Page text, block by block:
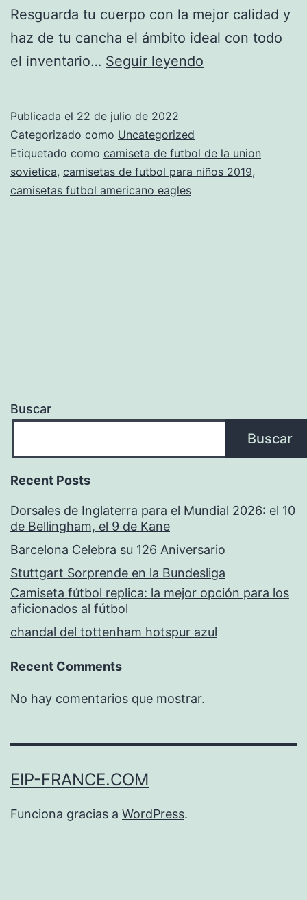
Resguarda tu cuerpo con la mejor calidad y
haz de tu cancha el ámbito ideal con todo
el inventario… Seguir leyendo
–
Ekipazo
Publicada el 22 de julio de 2022
Categorizado como Uncategorized
Etiquetado como camiseta de futbol de la union
sovietica, camisetas de futbol para niños 2019,
camisetas futbol americano eagles
Buscar
Buscar
Recent Posts
Dorsales de Inglaterra para el Mundial 2026: el 10
de Bellingham, el 9 de Kane
Barcelona Celebra su 126 Aniversario
Stuttgart Sorprende en la Bundesliga
Camiseta fútbol replica: la mejor opción para los
aficionados al fútbol
chandal del tottenham hotspur azul
Recent Comments
No hay comentarios que mostrar.
EIP-FRANCE.COM
Funciona gracias a WordPress.